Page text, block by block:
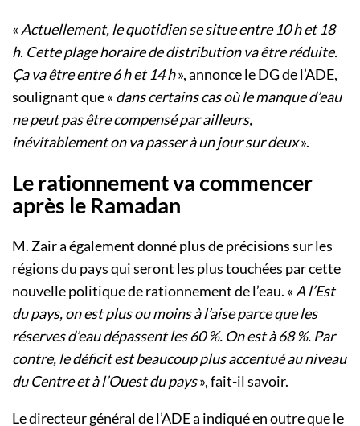
«Actuellement, le quotidien se situe entre 10 h et 18
h. Cette plage horaire de distribution va être réduite.
Ça va être entre 6 h et 14 h», annonce le DG de l’ADE,
soulignant que « dans certains cas où le manque d’eau
ne peut pas être compensé par ailleurs,
inévitablement on va passer à un jour sur deux».
Le rationnement va commencer
après le Ramadan
M. Zair a également donné plus de précisions sur les
régions du pays qui seront les plus touchées par cette
nouvelle politique de rationnement de l’eau. « A l’Est
du pays, on est plus ou moins à l’aise parce que les
réserves d’eau dépassent les 60 %. On est à 68 %. Par
contre, le déficit est beaucoup plus accentué au niveau
du Centre et à l’Ouest du pays», fait-il savoir.
Le directeur général de l’ADE a indiqué en outre que le